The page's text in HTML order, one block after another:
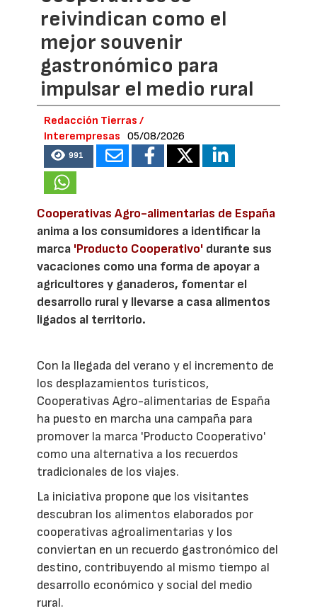
reivindican como el
mejor souvenir
gastronómico para
impulsar el medio rural
Redacción Tierras /
Interempresas
05/08/2026
991
Cooperativas Agro-alimentarias de España
anima a los consumidores a identificar la
marca 'Producto Cooperativo' durante sus
vacaciones como una forma de apoyar a
agricultores y ganaderos, fomentar el
desarrollo rural y llevarse a casa alimentos
ligados al territorio.
Con la llegada del verano y el incremento de
los desplazamientos turísticos,
Cooperativas Agro-alimentarias de España
ha puesto en marcha una campaña para
promover la marca 'Producto Cooperativo'
como una alternativa a los recuerdos
tradicionales de los viajes.
La iniciativa propone que los visitantes
descubran los alimentos elaborados por
cooperativas agroalimentarias y los
conviertan en un recuerdo gastronómico del
destino, contribuyendo al mismo tiempo al
desarrollo económico y social del medio
rural.